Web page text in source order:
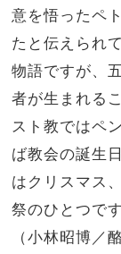
意を悟ったペ
たと伝えられ
物語ですが、
者が生まれる
スト教ではペ
ば教会の誕生
はクリスマス
祭のひとつで
（小林昭博／